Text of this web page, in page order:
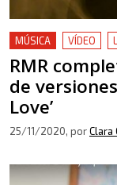
MÚSICA VÍDEO
RMR
de
Love’
25/11/2020, porClara